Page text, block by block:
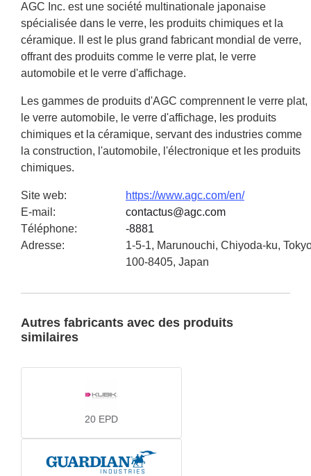
AGC Inc. est une société multinationale japonaise
spécialisée dans le verre, les produits chimiques et la
céramique. Il est le plus grand fabricant mondial de verre,
offrant des produits comme le verre plat, le verre
automobile et le verre d'affichage.
Les gammes de produits d'AGC comprennent le verre plat,
le verre automobile, le verre d'affichage, les produits
chimiques et la céramique, servant des industries comme
la construction, l'automobile, l'électronique et les produits
chimiques.
Site web:
https://www.agc.com/en/
E-mail :
contactus@agc.com
Téléphone:
-8881
Adresse:
1-5-1, Marunouchi, Chiyoda-ku,
100-8405, Japan
Autres fabricants avec des produits
similaires
20 EPD